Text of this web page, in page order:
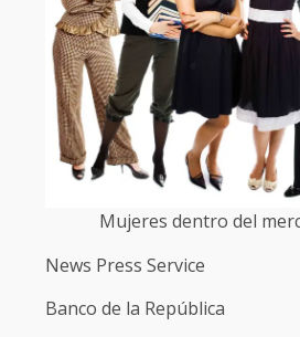
Mujeres dentro del
News Press Service
Banco de la República